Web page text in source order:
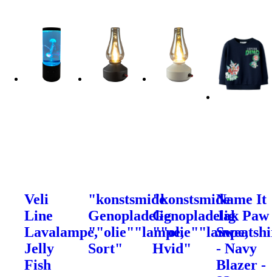
Veli
Line
Lavalampe,
Jelly
Fish
"konstsmide
Genopladelig
""olie""lampe,
Sort"
"konstsmide
Genopladelig
""olie""lampe,
Hvid"
Name It
Jak Paw
- Navy
Blazer -